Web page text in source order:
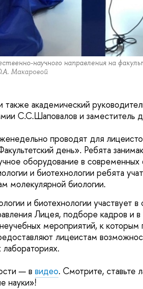
научного направления на
Макаровой
также академический
С.С.Шаповалов и заместитель
проводят для
день». Ребята
оборудование в
и биотехнологии ребята
молекулярной биологии.
и биотехнологии участвует
Лицея, подборе кадров и
мероприятий, к
лицеистам
— в видео. Смотрите, ставьте
науки»!